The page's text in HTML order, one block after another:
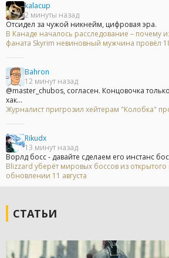
kalacup
2 минуты назад
Отсидел за чужой никнейм, цифровая эра.
В Канаде началось расследование – почему
фаната Skyrim невиновный мужчина провёл
Bahron
12 минут назад
@master_chubos, согласен. Концовочка
хак...
Журналист пригрозил хейтерам "Колобка"
Rikudx
13 минут назад
Ворлд босс - давайте сделаем его инстанс
Blizzard уберёт мировых боссов из
обновлении 11 августа
СТАТЬИ